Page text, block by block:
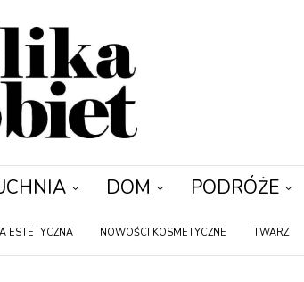
DOM PODRÓŻE
ESTETYCZNA NOWOŚCI KOSMETYCZNE TWARZ